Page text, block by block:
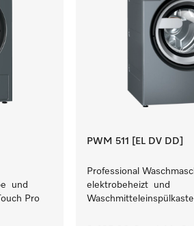
und
Pro
PWM 511 [EL DV DD]
Professional
elektrobeheizt und